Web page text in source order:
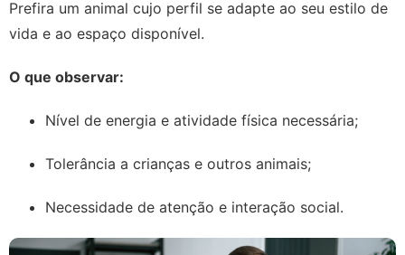
Prefira um animal cujo perfil se adapte ao seu estilo de
vida e ao espaço disponível.
O que observar:
Nível de energia e atividade física necessária;
Tolerância a crianças e outros animais;
Necessidade de atenção e interação social.